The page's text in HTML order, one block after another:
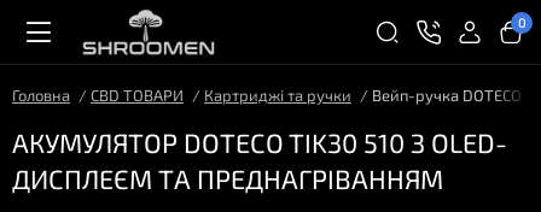
0
Головна CBD ТОВАРИ Картриджі та ручки Вейп-ручка DOTECO
АКУМУЛЯТОР DOTECO TIK30 510 З OLED-
ДИСПЛЕЄМ ТА ПРЕДНАГРІВАННЯМ